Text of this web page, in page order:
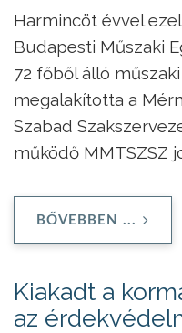
Harmincöt évvel
Budapesti Műszaki
72 főből álló
megalakította a
Szabad
működő MMTSZSZ
BŐVEBBEN ...
Kiakadt a
az